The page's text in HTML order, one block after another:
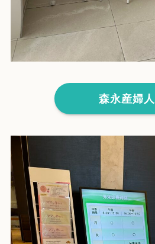
森永産婦